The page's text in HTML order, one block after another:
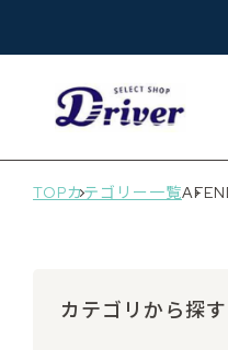
TOPカテゴリー一覧
カテゴリから探す